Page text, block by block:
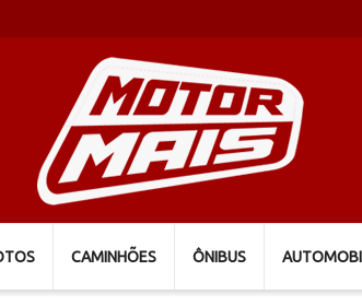
CAMINHÕES ÔNIBUS